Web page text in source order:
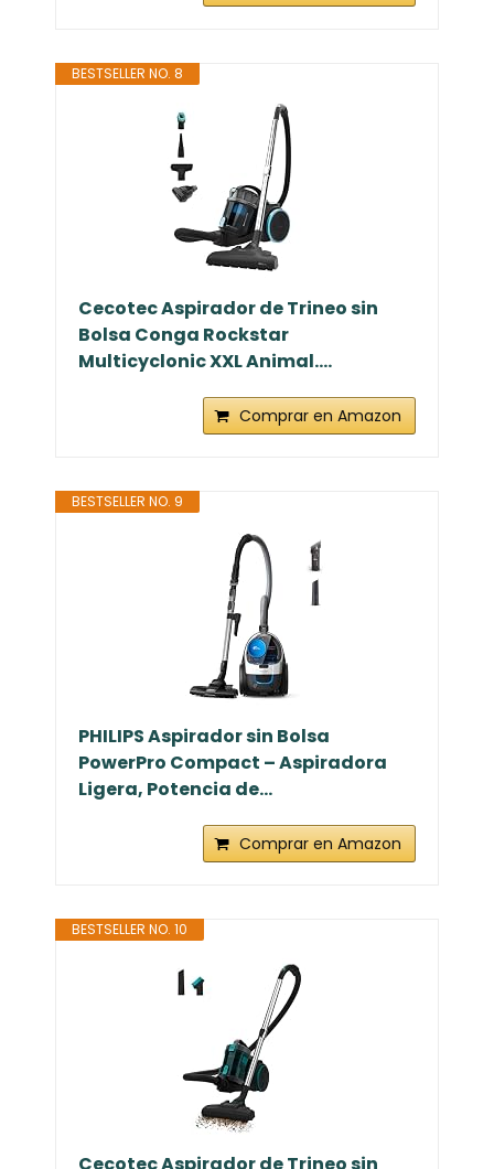
BESTSELLER NO. 8
Cecotec Aspirador de Trineo sin
Bolsa Conga Rockstar
Multicyclonic XXL Animal....
Comprar en Amazon
BESTSELLER NO. 9
PHILIPS Aspirador sin Bolsa
PowerPro Compact – Aspiradora
Ligera, Potencia de...
Comprar en Amazon
BESTSELLER NO. 10
Cecotec Aspirador de Trineo sin